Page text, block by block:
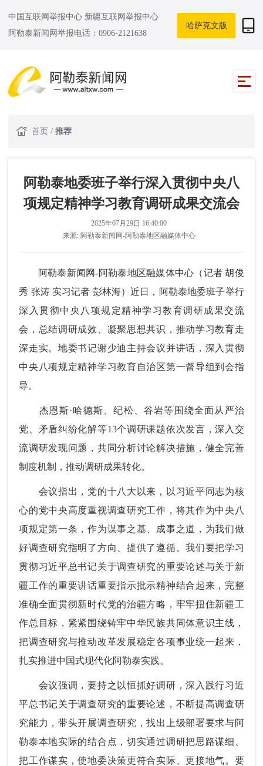
中国互联网举报中心 新疆互联网举报中心
阿勒泰新闻网举报电话：0906-2121638
哈萨克文版
首页 / 推荐
阿勒泰地委班子举行深入贯彻中央八
项规定精神学习教育调研成果交流会
2025年07月29日 16:40:00
来源: 阿勒泰新闻网-阿勒泰地区融媒体中心
阿勒泰新闻网-阿勒泰地区融媒体中心（记者 胡俊
秀 张涛 实习记者 彭林海）近日，阿勒泰地委班子举行
深入贯彻中央八项规定精神学习教育调研成果交流
会，总结调研成效、凝聚思想共识，推动学习教育走
深走实。地委书记谢少迪主持会议并讲话，深入贯彻
中央八项规定精神学习教育自治区第一督导组到会指
导。
杰恩斯·哈德斯、纪松、谷岩等围绕全面从严治
党、矛盾纠纷化解等13个调研课题依次发言，深入交
流调研发现问题，共同分析讨论解决措施，健全完善
制度机制，推动调研成果转化。
会议指出，党的十八大以来，以习近平同志为核
心的党中央高度重视调查研究工作，将其作为中央八
项规定第一条，作为谋事之基、成事之道，为我们做
好调查研究指明了方向、提供了遵循。我们要把学习
贯彻习近平总书记关于调查研究的重要论述与关于新
疆工作的重要讲话重要指示批示精神结合起来，完整
准确全面贯彻新时代党的治疆方略，牢牢扭住新疆工
作总目标，紧紧围绕铸牢中华民族共同体意识主线，
把调查研究与推动改革发展稳定各项事业统一起来，
扎实推进中国式现代化阿勒泰实践。
会议强调，要持之以恒抓好调研，深入践行习近
平总书记关于调查研究的重要论述，不断提高调查研
究能力，带头开展调查研究，找出上级部署要求与阿
勒泰本地实际的结合点，切实通过调研把思路谋细、
把工作谋实，使地委决策更符合实际、更接地气。要